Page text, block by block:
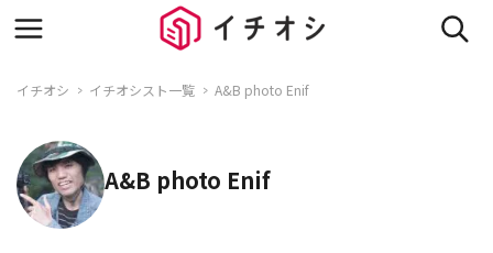
イチオシ イチオシスト一覧 A&B photo Enif
A&B photo Enif